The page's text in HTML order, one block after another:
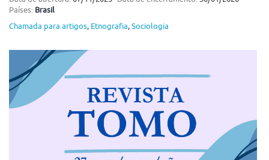
Países: Brasil
Chamada para artigos, Etnografia, Sociologia